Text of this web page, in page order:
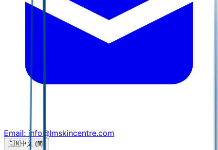
Email: info@lmskincentre.com
🇨🇳中文 (简)